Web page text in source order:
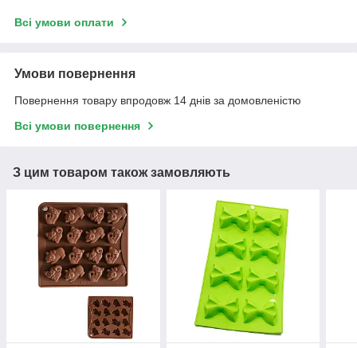
Всі умови оплати
Умови повернення
Повернення товару впродовж 14 днів за домовленістю
Всі умови повернення
З цим товаром також замовляють